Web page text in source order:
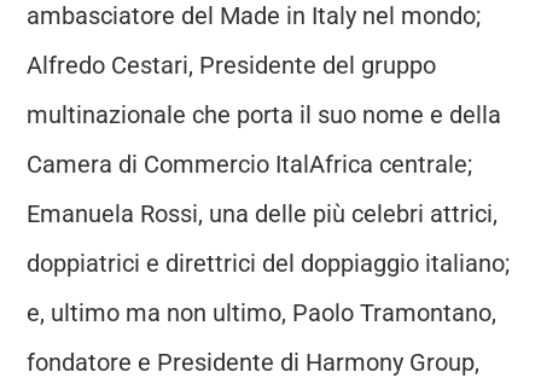
ambasciatore del Made in Italy nel mondo;
Alfredo Cestari, Presidente del gruppo
multinazionale che porta il suo nome e della
Camera di Commercio ItalAfrica centrale;
Emanuela Rossi, una delle più celebri attrici,
doppiatrici e direttrici del doppiaggio italiano;
e, ultimo ma non ultimo, Paolo Tramontano,
fondatore e Presidente di Harmony Group,